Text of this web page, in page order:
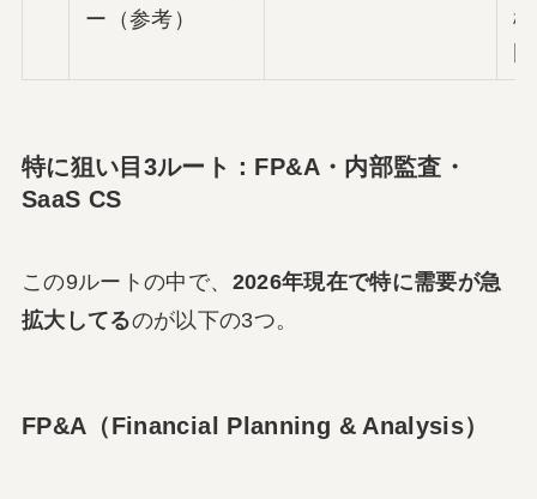
ー（参考）
特に狙い目3ルート：FP&A・内部監査・
SaaS CS
この9ルートの中で、 2026年現在で特に需要が急
拡大してるのが以下の3つ。
FP&A（Financial Planning & Analysis）